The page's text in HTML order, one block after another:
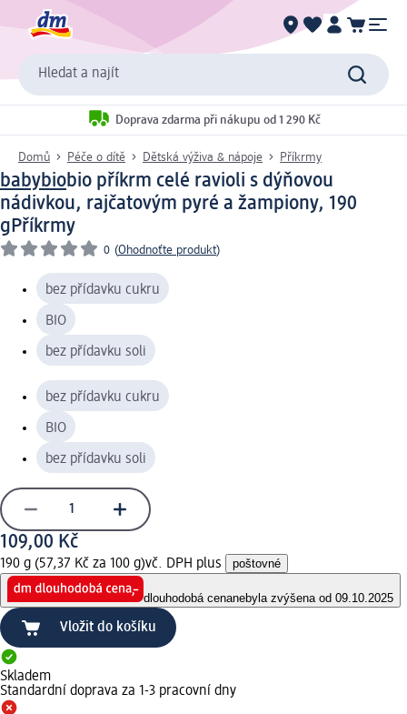
Hledat a najít
Doprava zdarma při nákupu od 1 290 Kč
Domů Péče o dítě Dětská výživa & nápoje Příkrmy
babybiobio příkrm celé ravioli s dýňovou
nádivkou, rajčatovým pyré a žampiony, 190
gPříkrmy
0 (Ohodnoťte produkt)
bez přídavku cukru
BIO
bez přídavku soli
bez přídavku cukru
BIO
bez přídavku soli
109,00 Kč
190 g (57,37 Kč za 100 g)vč. DPH plus poštovné
dlouhodobá cenanebyla zvýšena od 09.10.2025
Vložit do košíku
Skladem
Standardní doprava za 1-3 pracovní dny